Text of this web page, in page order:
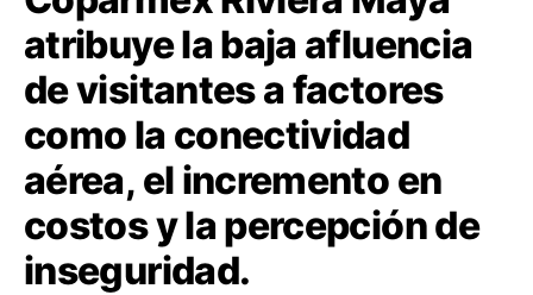
atribuye la baja afluencia
de visitantes a factores
como la conectividad
aérea, el incremento en
costos y la percepción de
inseguridad.